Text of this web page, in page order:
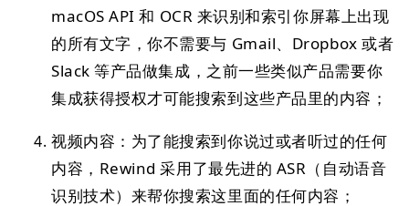
macOS API 和 OCR 来识别和索引你屏幕上出现
的所有文字，你不需要与 Gmail、Dropbox 或者
Slack 等产品做集成，之前一些类似产品需要你
集成获得授权才可能搜索到这些产品里的内容；
视频内容：为了能搜索到你说过或者听过的任何
内容，Rewind 采用了最先进的 ASR（自动语音
识别技术）来帮你搜索这里面的任何内容；